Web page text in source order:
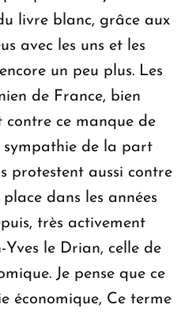
livre blanc, grâce aux
avec les uns et les
un peu plus. Les
de France, bien
contre ce manque de
sympathie de la part
protestent aussi contre
dans les années
très activement
Yves le Drian, celle de
Je pense que ce
économique, Ce terme